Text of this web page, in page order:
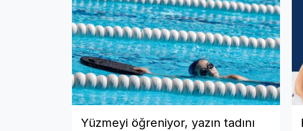
Yüzmeyi öğreniyor, yazın tadını